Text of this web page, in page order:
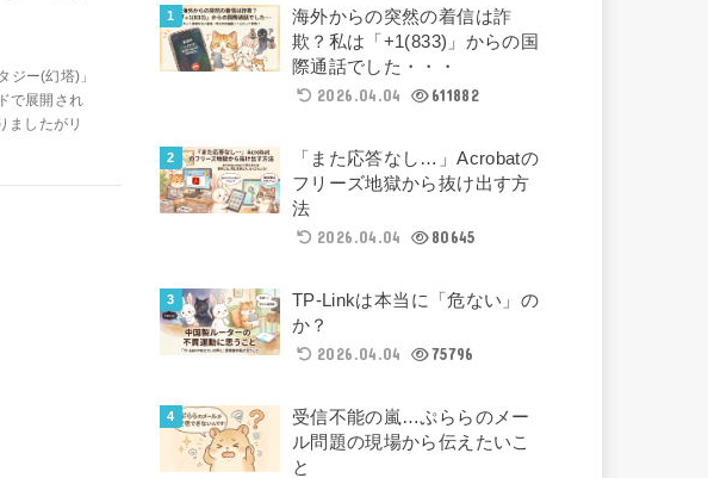
ジー(幻塔)」
で展開され
ましたがリ
海外からの突然の着信は詐
欺？私は「+1(833)」からの国
際通話でした・・・
2026.04.04
611882
「また応答なし…」Acrobatの
フリーズ地獄から抜け出す方
法
2026.04.04
80645
TP-Linkは本当に「危ない」の
か？
2026.04.04
75796
受信不能の嵐…ぷららのメー
ル問題の現場から伝えたいこ
と